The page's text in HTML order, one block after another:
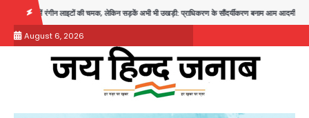
content
की चमक, लेकिन सड़कें अभी भी उखड़ी: प्राधिकरण के सौंदर्यीकरण बनाम आम आदमी की परेशानी
August 6, 2026